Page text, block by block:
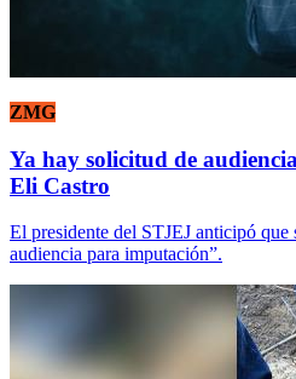
ZMG
Ya hay solicitud de
Eli Castro
El presidente del STJEJ anticipó que
audiencia para imputación”.